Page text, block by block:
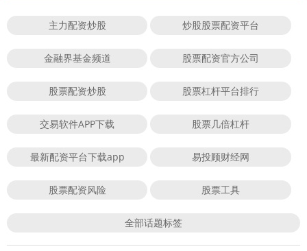
主力配资炒股 炒股股票配资平台
金融界基金频道 股票配资官方公司
股票配资炒股 股票杠杆平台排行
交易软件APP下载 股票几倍杠杆
最新配资平台下载app 易投顾财经网
股票配资风险 股票工具
全部话题标签